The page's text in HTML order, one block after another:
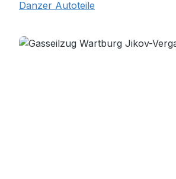
Danzer Autoteile
Bildergalerie überspringen